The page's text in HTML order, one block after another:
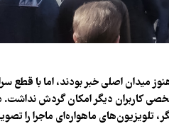
کاربران دیگر امکان گردش نداشت.